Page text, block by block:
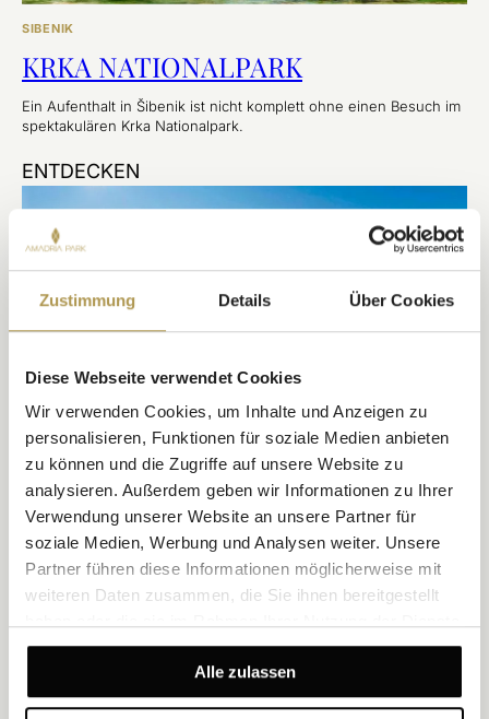
Zustimmung Details Über Cookies
Diese Webseite verwendet Cookies
Wir verwenden Cookies, um Inhalte und Anzeigen zu
personalisieren, Funktionen für soziale Medien anbieten
zu können und die Zugriffe auf unsere Website zu
analysieren. Außerdem geben wir Informationen zu Ihrer
Verwendung unserer Website an unsere Partner für
soziale Medien, Werbung und Analysen weiter. Unsere
Partner führen diese Informationen möglicherweise mit
weiteren Daten zusammen, die Sie ihnen bereitgestellt
gesammelt haben.
Alle zulassen
SIBENIK
KRKA NATIONALPARK
Ein Aufenthalt in Šibenik ist nicht komplett ohne einen Besuch im
spektakulären Krka Nationalpark.
ENTDECKEN
SIBENIK
ŠIBENIKI NÉGY ERŐD
Wenn Sie planen, Šibenik aus touristischen oder geschäftlichen
Gründen zu besuchen, sollten Sie sich das beeindruckende
Erlebnis eines Besuchs dieser Festungen nicht entgehen lassen.
ENTDECKEN